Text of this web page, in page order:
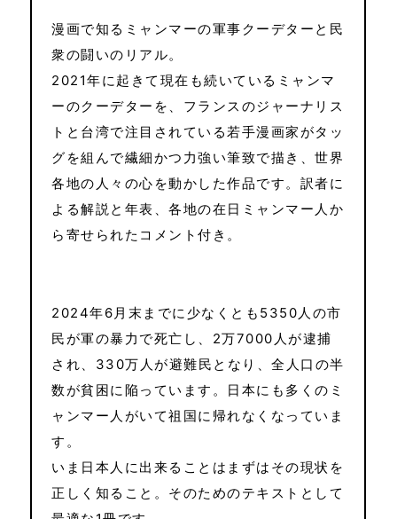
漫画で知るミャンマーの軍事クーデターと民
衆の闘いのリアル。
2021年に起きて現在も続いているミャンマ
ーのクーデターを、フランスのジャーナリス
トと台湾で注目されている若手漫画家がタッ
グを組んで繊細かつ力強い筆致で描き、世界
各地の人々の心を動かした作品です。訳者に
よる解説と年表、各地の在日ミャンマー人か
ら寄せられたコメント付き。
2024年6月末までに少なくとも5350人の市
民が軍の暴力で死亡し、2万7000人が逮捕
され、330万人が避難民となり、全人口の半
数が貧困に陥っています。日本にも多くのミ
ャンマー人がいて祖国に帰れなくなっていま
す。
いま日本人に出来ることはまずはその現状を
正しく知ること。そのためのテキストとして